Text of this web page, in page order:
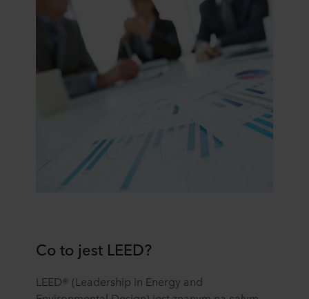
Co to jest LEED?
LEED® (Leadership in Energy and